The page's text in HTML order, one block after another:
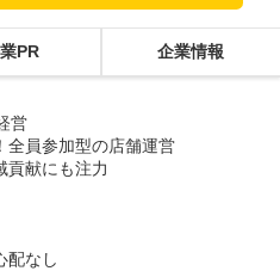
PR 企業情報
営
全員参加型の店舗運営
貢献にも注力
配なし